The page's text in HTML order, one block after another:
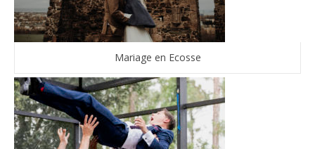
Mariage en Ecosse